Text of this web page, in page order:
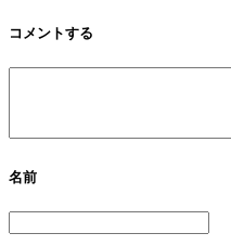
コメントする
名前